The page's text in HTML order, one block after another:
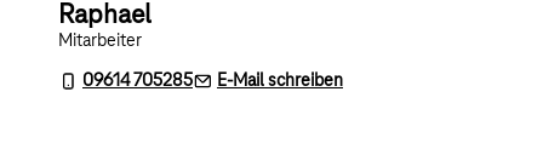
Raphael
Mitarbeiter
09614 705285 E-Mail schreiben